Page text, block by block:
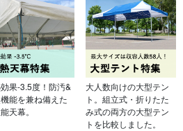
果-3.5度！防汚&
能を兼ね備えた
天幕。
大人数向けの大型テン
ト。組立式・折りたた
み式の両方の大型テン
トを比較しました。